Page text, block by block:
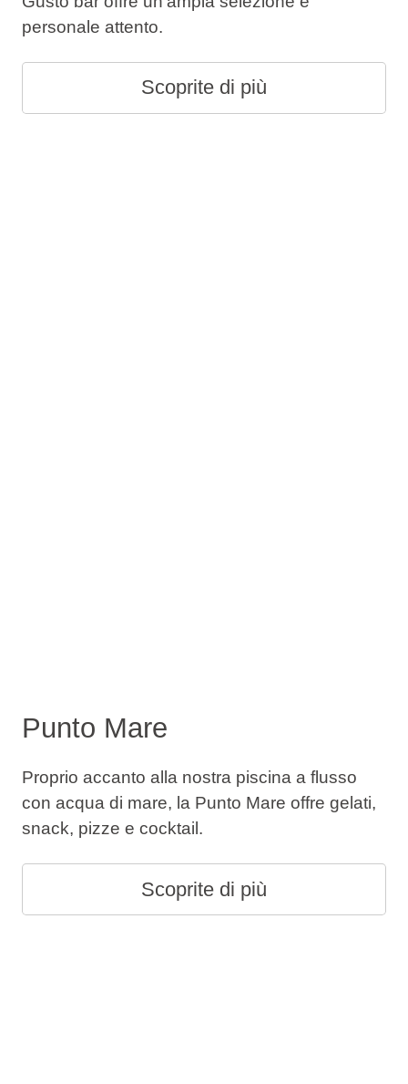
personale attento.
Scoprite di più
Punto Mare
Proprio accanto alla nostra piscina a flusso
con acqua di mare, la Punto Mare offre gelati,
snack, pizze e cocktail.
Scoprite di più